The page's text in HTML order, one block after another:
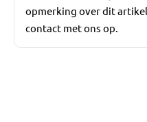
opmerking over dit
contact met ons op.